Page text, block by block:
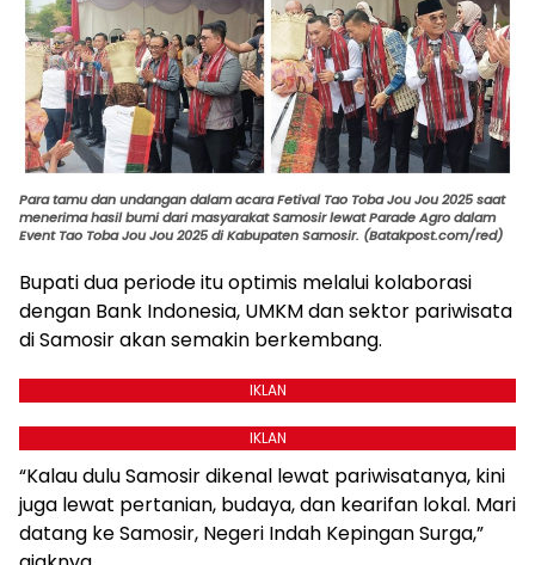
Para tamu dan undangan dalam acara Fetival Tao Toba Jou Jou 2025 saat
menerima hasil bumi dari masyarakat Samosir lewat Parade Agro dalam
Event Tao Toba Jou Jou 2025 di Kabupaten Samosir. (Batakpost.com/red)
Bupati dua periode itu optimis melalui kolaborasi
dengan Bank Indonesia, UMKM dan sektor pariwisata
di Samosir akan semakin berkembang.
IKLAN
IKLAN
“Kalau dulu Samosir dikenal lewat pariwisatanya, kini
juga lewat pertanian, budaya, dan kearifan lokal. Mari
datang ke Samosir, Negeri Indah Kepingan Surga,”